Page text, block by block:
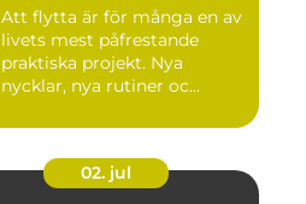
Att flytta är för många en av
livets mest påfrestande
praktiska projekt. Nya
nycklar, nya rutiner oc...
02. jul